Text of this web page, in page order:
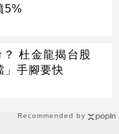
Recommended by
5%
杜金龍揭台股
」手腳要快